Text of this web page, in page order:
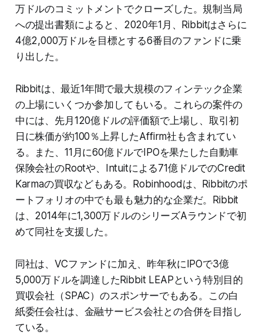
万ドルのコミットメントでクローズした。規制当局
への提出書類によると、2020年1月、Ribbitはさらに
4億2,000万ドルを目標とする6番目のファンドに乗
り出した。
Ribbitは、最近1年間で最大規模のフィンテック企業
の上場にいくつか参加してもいる。これらの案件の
中には、先月120億ドルの評価額で上場し、取引初
日に株価が約100％上昇したAffirm社も含まれてい
る。また、11月に60億ドルでIPOを果たした自動車
保険会社のRootや、Intuitによる71億ドルでのCredit
Karmaの買収などもある。Robinhoodは、Ribbitのポ
ートフォリオの中でも最も魅力的な企業だ。Ribbit
は、2014年に1,300万ドルのシリーズAラウンドで初
めて同社を支援した。
同社は、VCファンドに加え、昨年秋にIPOで3億
5,000万ドルを調達したRibbit LEAPという特別目的
買収会社（SPAC）のスポンサーでもある。この白
紙委任会社は、金融サービス会社との合併を目指し
ている。